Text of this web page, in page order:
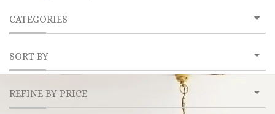
CATEGORIES
SORT BY
REFINE BY PRICE